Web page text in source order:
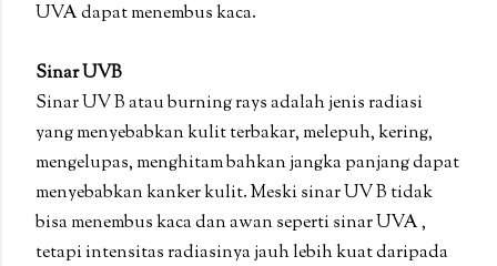
UVA dapat menembus kaca.
Sinar UVB
Sinar UV B atau burning rays adalah jenis radiasi
yang menyebabkan kulit terbakar, melepuh, kering,
mengelupas, menghitam bahkan jangka panjang dapat
menyebabkan kanker kulit. Meski sinar UV B tidak
bisa menembus kaca dan awan seperti sinar UVA ,
tetapi intensitas radiasinya jauh lebih kuat daripada